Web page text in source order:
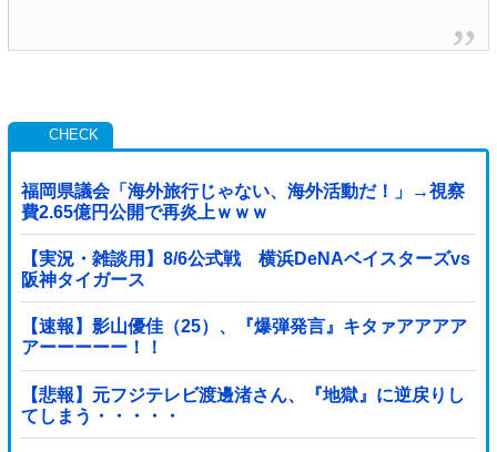
福岡県議会「海外旅行じゃない、海外活動だ！」→視察
費2.65億円公開で再炎上ｗｗｗ
【実況・雑談用】8/6公式戦 横浜DeNAベイスターズvs
阪神タイガース
【速報】影山優佳（25）、『爆弾発言』キタァアアアア
アーーーーー！！
【悲報】元フジテレビ渡邊渚さん、『地獄』に逆戻りし
てしまう・・・・・